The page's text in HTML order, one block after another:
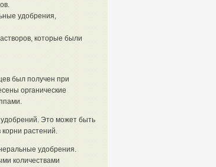
удобрения,
которые были
был получен при
органические
Это может быть
растений.
удобрения.
количествами